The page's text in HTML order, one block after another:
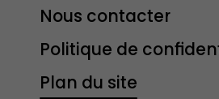
Nous contacter
Politique de
Plan du site